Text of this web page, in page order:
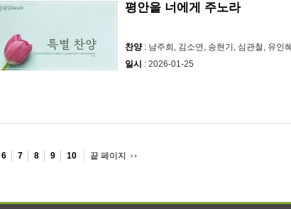
평안을 너에게 주노라
찬양: 남주희, 김소연, 송현기, 심관철, 유인혜
일시 : 2026-01-25
6 7 8 9 10 끝 페이지